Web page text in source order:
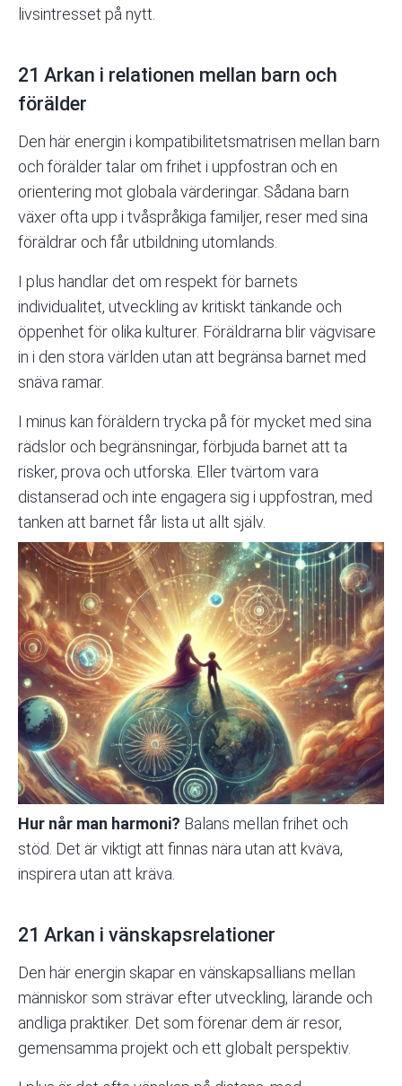
livsintresset på nytt.
21 Arkan i relationen mellan barn och
förälder
Den här energin i kompatibilitetsmatrisen mellan barn
och förälder talar om frihet i uppfostran och en
orientering mot globala värderingar. Sådana barn
växer ofta upp i tvåspråkiga familjer, reser med sina
föräldrar och får utbildning utomlands.
I plus handlar det om respekt för barnets
individualitet, utveckling av kritiskt tänkande och
öppenhet för olika kulturer. Föräldrarna blir vägvisare
in i den stora världen utan att begränsa barnet med
snäva ramar.
I minus kan föräldern trycka på för mycket med sina
rädslor och begränsningar, förbjuda barnet att ta
risker, prova och utforska. Eller tvärtom vara
distanserad och inte engagera sig i uppfostran, med
tanken att barnet får lista ut allt själv.
Hur når man harmoni? Balans mellan frihet och
stöd. Det är viktigt att finnas nära utan att kväva,
inspirera utan att kräva.
21 Arkan i vänskapsrelationer
Den här energin skapar en vänskapsallians mellan
människor som strävar efter utveckling, lärande och
andliga praktiker. Det som förenar dem är resor,
gemensamma projekt och ett globalt perspektiv.